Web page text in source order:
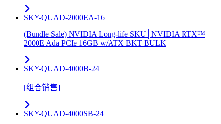
SKY-QUAD-2000EA-16
(Bundle Sale) NVIDIA Long-life SKU│NVIDIA RTX™
2000E Ada PCIe 16GB w/ATX BKT BULK
SKY-QUAD-4000B-24
[组合销售]
SKY-QUAD-4000SB-24